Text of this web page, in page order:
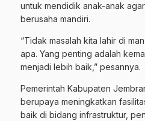
untuk mendidik anak-anak
berusaha mandiri.
“Tidak masalah kita lahir di
apa. Yang penting adalah
menjadi lebih baik,” pesannya.
Pemerintah Kabupaten
berupaya meningkatkan
baik di bidang infrastruktur,